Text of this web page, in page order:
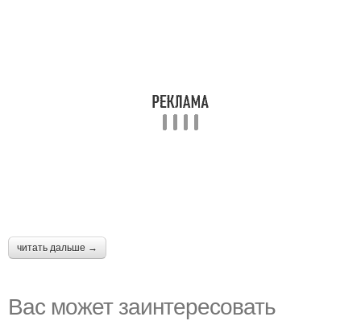
читать дальше →
Вас может заинтересовать